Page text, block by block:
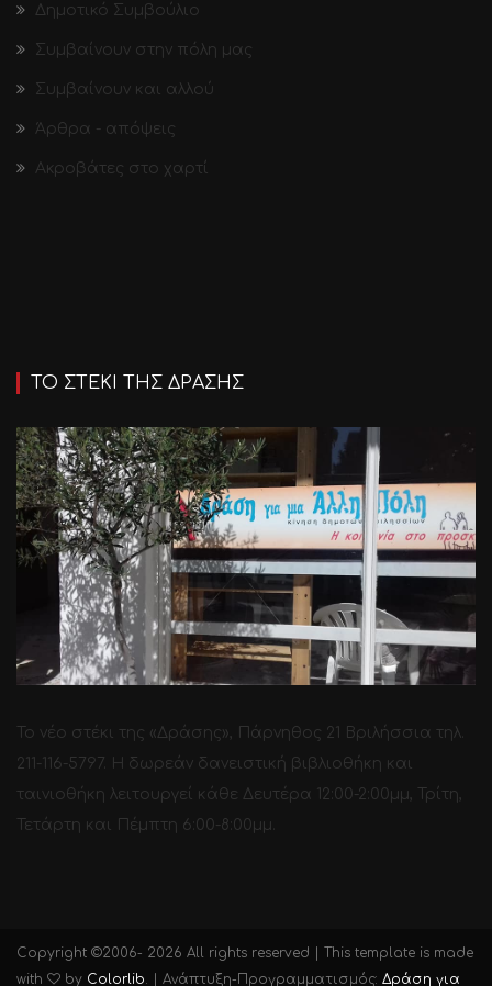
Δημοτικό Συμβούλιο
Συμβαίνουν στην πόλη μας
Συμβαίνουν και αλλού
Άρθρα - απόψεις
Ακροβάτες στο χαρτί
ΤΟ ΣΤΕΚΙ ΤΗΣ ΔΡΑΣΗΣ
Το νέο στέκι της «Δράσης», Πάρνηθος 21 Βριλήσσια τηλ.
211-116-5797. H δωρεάν δανειστική βιβλιοθήκη και
ταινιοθήκη λειτουργεί κάθε Δευτέρα 12:00-2:00μμ, Τρίτη,
Τετάρτη και Πέμπτη 6:00-8:00μμ.
Copyright ©2006- 2026 All rights reserved | This template is made
with
by Colorlib | Ανάπτυξη-Προγραμματισμός: Δράση για